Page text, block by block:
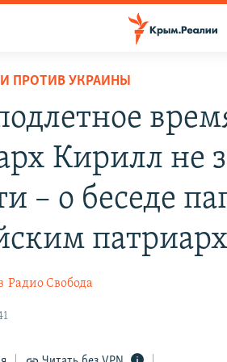
ПРОТИВ УКРАИНЫ
Кирилл не
– о беседе
Радио Свобода